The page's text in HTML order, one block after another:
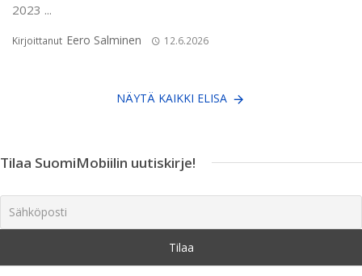
2023 ...
Kirjoittanut Eero Salminen 12.6.2026
NÄYTÄ KAIKKI ELISA
Tilaa SuomiMobiilin uutiskirje!